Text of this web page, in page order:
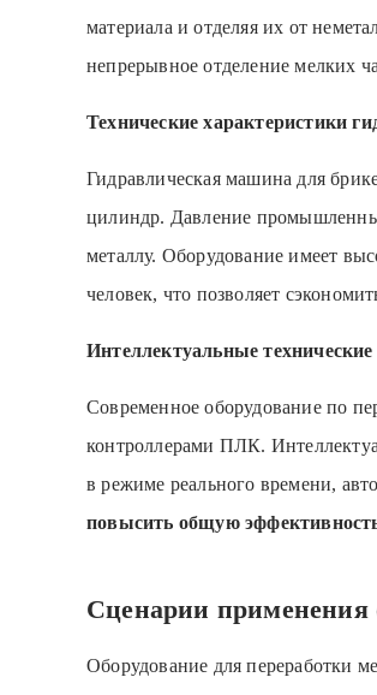
материала и отделяя их от
непрерывное отделение мелких
Технические характеристики
Гидравлическая машина для
цилиндр. Давление
металлу. Оборудование имеет
человек, что позволяет
Интеллектуальные
Современное оборудование по
контроллерами ПЛК.
в режиме реального времени,
повысить общую
Сценарии применения
Оборудование для переработки